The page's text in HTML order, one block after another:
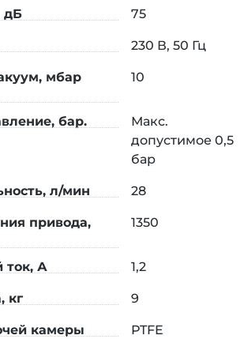
сенсорный LCD
индивидуальные решения:
ХАРАКТЕРИСТИКИ
1–1000 мбар
дБ 75
230 В, 50 Гц
мбар
10
бар.
Макс.
допустимое 0,5
бар
л/мин 28
привода,
1350
ток, А 1,2
кг 9
камеры
PTFE